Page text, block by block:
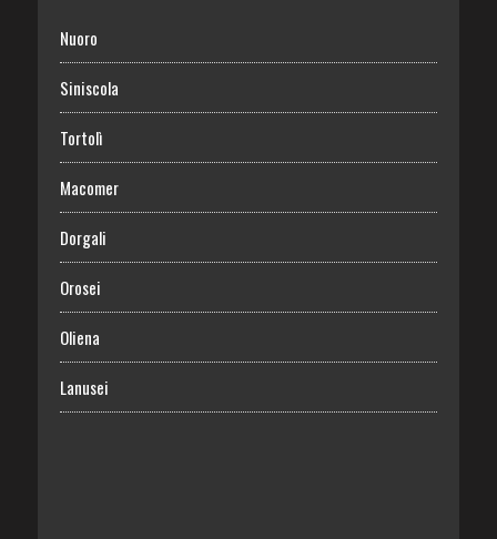
Nuoro
Siniscola
Tortolì
Macomer
Dorgali
Orosei
Oliena
Lanusei